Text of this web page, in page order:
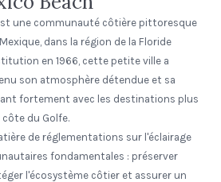
une communauté côtière pittoresque
dans la région de la Floride
en 1966, cette petite ville a
son atmosphère détendue et sa
fortement avec les destinations plus
du Golfe.
de réglementations sur l'éclairage
fondamentales : préserver
l'écosystème côtier et assurer un